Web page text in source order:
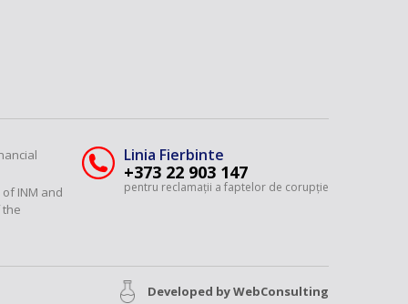
INM and
Linia Fierbinte
+373 22 903 147
pentru reclamații a faptelor de corupție
Developed byWebConsulting